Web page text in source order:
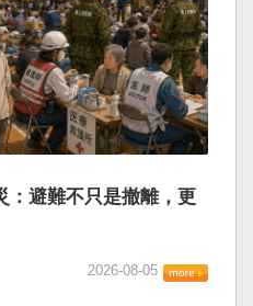
：避難不只是撤離，更
2026-08-05